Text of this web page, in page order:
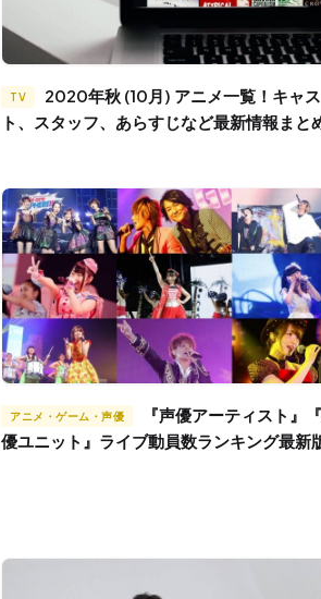
TV
ト、スタッフ、あらすじなど最新情報まと
アニメ・ゲーム・声優
優ユニット』ライブ動員数ランキング最新